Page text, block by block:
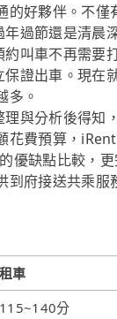
好夥伴。不僅
過節還是清晨
叫車不再需要
證出車。現在
多。
與分析後得知
費預算，
優缺點比較，
府接送共乘服
租車
115~140分